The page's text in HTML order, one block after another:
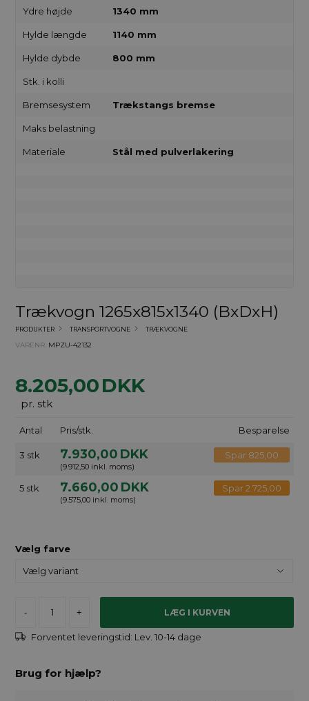
Ydre højde 1340 mm
Hylde længde 1140 mm
Hylde dybde 800 mm
Stk. i kolli
Bremsesystem Trækstangs bremse
Maks belastning
Materiale Stål med pulverlakering
Trækvogn 1265x815x1340 (BxDxH)
PRODUKTER TRANSPORTVOGNE TRÆKVOGNE
VARENR. MPZU-42132
8.205,00DKK
pr. stk
Antal Pris/stk. Besparelse
3 stk 7.930,00 DKK
(9.912,50 inkl. moms)
Spar 825,00
5 stk 7.660,00 DKK
(9.575,00 inkl. moms)
Spar 2.725,00
Vælg farve
- +
Forventet leveringstid: Lev. 10-14 dage
Brug for hjælp?